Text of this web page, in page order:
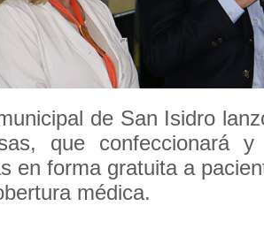
de San Isidro
que confeccionará y
en forma gratuita a
médica.